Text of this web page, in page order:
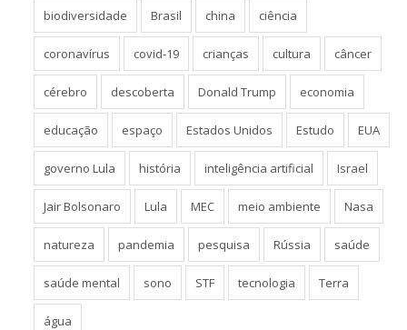
biodiversidade Brasil china ciência
coronavírus covid-19 crianças cultura câncer
cérebro descoberta Donald Trump economia
educação espaço Estados Unidos Estudo EUA
governo Lula história inteligência artificial Israel
Jair Bolsonaro Lula MEC meio ambiente Nasa
natureza pandemia pesquisa Rússia saúde
saúde mental sono STF tecnologia Terra
água